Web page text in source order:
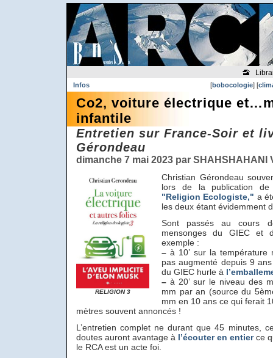
[bobocologie] [
Infos
Co2, voiture électrique
infantile
Entretien sur France-Soir et
Gérondeau
dimanche 7 mai 2023 par SHAHSHAHANI
RELIGION 3
Christian Gérondeau
lors de la publication
"Religion Ecologiste," a
les deux étant évidemment
Sont passés au cours
mensonges du GIEC et
exemple :
– à 10’ sur la température
pas augmenté depuis 9
du GIEC hurle à
– à 20’ sur le niveau des
mm par an (source du
mm en 10 ans ce qui ferait
mètres souvent annoncés !
L’entretien complet ne durant que 45 minutes,
doutes auront avantage à l’écouter en entierce
le RCA est un acte foi.